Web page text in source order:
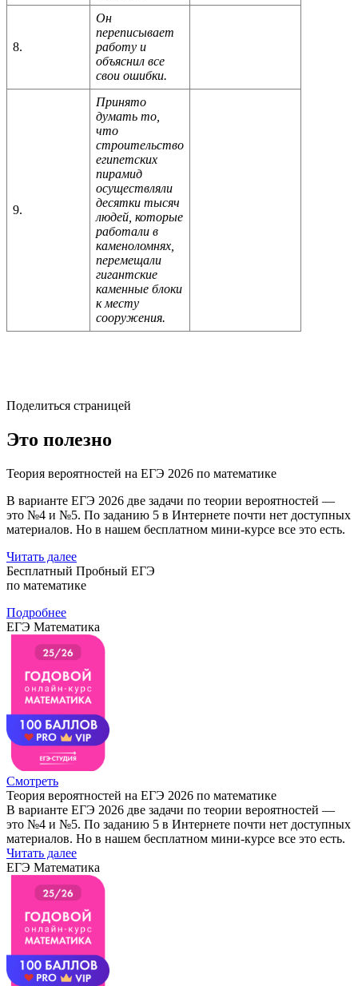
8.
Он
переписывает
работу и
объяснил все
свои ошибки.
9.
Принято
думать то,
что
строительство
египетских
пирамид
осуществляли
десятки тысяч
людей, которые
работали в
каменоломнях,
перемещали
гигантские
каменные блоки
к месту
сооружения.
Поделиться страницей
Это полезно
Теория вероятностей на ЕГЭ 2026 по математике
В варианте ЕГЭ 2026 две задачи по теории вероятностей —
это №4 и №5. По заданию 5 в Интернете почти нет доступных
материалов. Но в нашем бесплатном мини-курсе все это есть.
Читать далее
Бесплатный Пробный ЕГЭ
по математике
Подробнее
ЕГЭ Математика
Смотреть
Теория вероятностей на ЕГЭ 2026 по математике
В варианте ЕГЭ 2026 две задачи по теории вероятностей —
это №4 и №5. По заданию 5 в Интернете почти нет доступных
материалов. Но в нашем бесплатном мини-курсе все это есть.
Читать далее
ЕГЭ Математика